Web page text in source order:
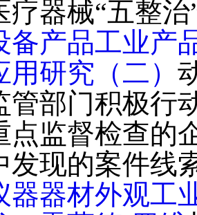
疗器械“五整
备产品工业产
用研究（二）
管部门积极行
点监督检查
发现的案件线
器器材外观工